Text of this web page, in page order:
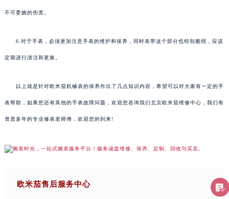
不可委婉的伤害。
6.对于手表，必须更加注意手表的维护和保养，同时表带这个部分也特别脆弱，应该
定期进行清洁和更换。
以上就是针对欧米茄机械表的保养作出了几点知识内容，希望可以对大家有一定的手
表帮助，如果您还有其他的手表故障问题，欢迎您咨询我们北京欧米茄维修中心，我们有
资质多年的专业修表老师傅，欢迎您的到来!
欧米茄售后服务中心